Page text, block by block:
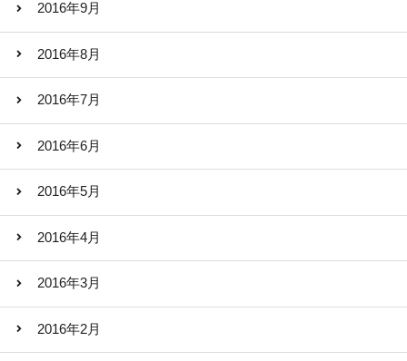
2016年9月
2016年8月
2016年7月
2016年6月
2016年5月
2016年4月
2016年3月
2016年2月